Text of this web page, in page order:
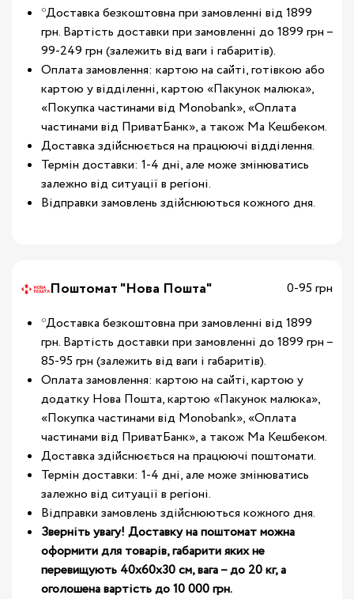
*Доставка безкоштовна при замовленні від 1899
грн. Вартість доставки при замовленні до 1899 грн –
99-249 грн (залежить від ваги і габаритів).
Оплата замовлення: картою на сайті, готівкою або
картою у відділенні, картою «Пакунок малюка»,
«Покупка частинами від Monobank», «Оплата
частинами від ПриватБанк», а також Ма Кешбеком.
Доставка здійснюється на працюючі відділення.
Термін доставки: 1-4 дні, але може змінюватись
залежно від ситуації в регіоні.
Відправки замовлень здійснюються кожного дня.
Поштомат "Нова Пошта"
0-95 грн
*Доставка безкоштовна при замовленні від 1899
грн. Вартість доставки при замовленні до 1899 грн –
85-95 грн (залежить від ваги і габаритів).
Оплата замовлення: картою на сайті, картою у
додатку Нова Пошта, картою «Пакунок малюка»,
«Покупка частинами від Monobank», «Оплата
частинами від ПриватБанк», а також Ма Кешбеком.
Доставка здійснюється на працюючі поштомати.
Термін доставки: 1-4 дні, але може змінюватись
залежно від ситуації в регіоні.
Відправки замовлень здійснюються кожного дня.
Зверніть увагу! Доставку на поштомат можна
оформити для товарів, габарити яких не
перевищують 40х60х30 см, вага – до 20 кг, а
оголошена вартість до 10 000 грн.